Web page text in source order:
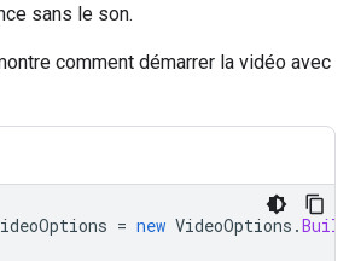
sans le son.
comment démarrer la vidéo avec
= new VideoOptions .